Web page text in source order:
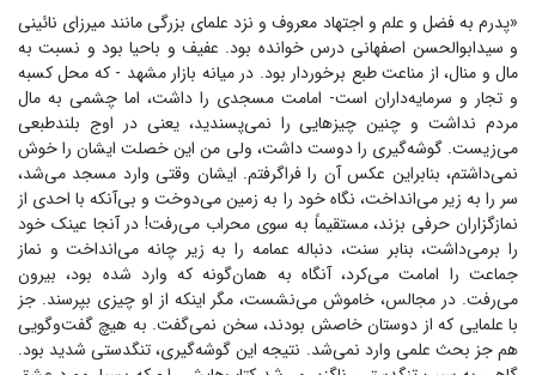
«پدرم به فضل و علم و اجتهاد معروف و نزد علمای بزرگی مانند میرزای نائینی
و سیدابوالحسن اصفهانی درس خوانده بود. عفیف و باحیا بود و نسبت به
مال و منال، از مناعت طبع برخوردار بود. در میانه بازار مشهد - که محل کسبه
و تجار و سرمایه‌داران است- امامت مسجدی را داشت، اما چشمی به مال
مردم نداشت و چنین چیز‌هایی را نمی‌پسندید، یعنی در اوج بلندطبعی
می‌زیست. گوشه‌گیری را دوست داشت، ولی من این خصلت ایشان را خوش
نمی‌داشتم، بنابراین عکس آن را فراگرفتم. ایشان وقتی وارد مسجد می‌شد،
سر را به زیر می‌انداخت، نگاه خود را به زمین می‌دوخت و بی‌آنکه با احدی از
نمازگزاران حرفی بزند، مستقیماً به سوی محراب می‌رفت! در آنجا عینک خود
را برمی‌داشت، بنابر سنت، دنباله عمامه را به زیر چانه می‌انداخت و نماز
جماعت را امامت می‌کرد، آنگاه به همان‌گونه که وارد شده بود، بیرون
می‌رفت. در مجالس، خاموش می‌نشست، مگر اینکه از او چیزی بپرسند. جز
با علمایی که از دوستان خاصش بودند، سخن نمی‌گفت. به هیچ گفت‌وگویی
هم جز بحث علمی وارد نمی‌شد. نتیجه این گوشه‌گیری، تنگدستی شدید بود.